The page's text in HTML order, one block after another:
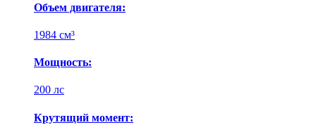
Объем двигателя:
1984 см³
Мощность:
200 лс
Крутящий момент: